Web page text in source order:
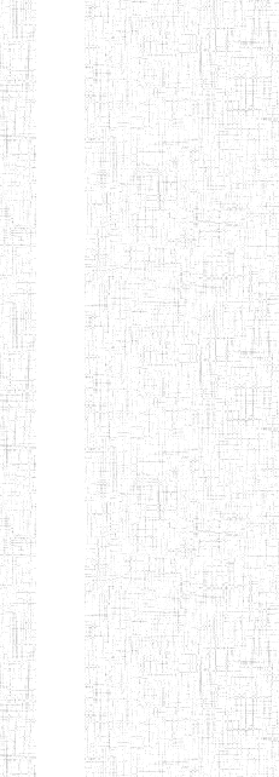
ENIEG BILINGUE
CLAIRE
FONTAINE
ENIEG BILINGUE
LA COURONNE
ENIET BILINGUE
LA
PERFORMANCE
ENIET PRIVEE
LES FERMIONS
ENIET PRIVEE DE
L'OUEST
ENIET LE
NORMALIEN
CITOYEN
ENIEG PRIVEE